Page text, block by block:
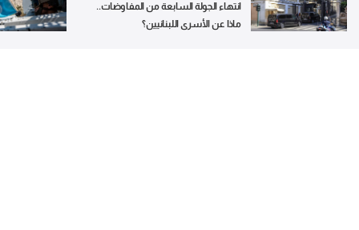
انتهاء الجولة السابعة من المفاوضات..
ماذا عن الأسرى اللبنانيين؟